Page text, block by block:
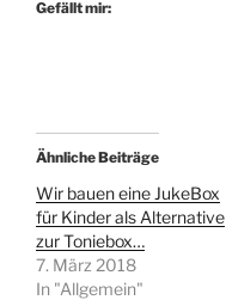
Gefällt mir:
Ähnliche Beiträge
Wir bauen eine JukeBox
für Kinder als Alternative
zur Toniebox…
7. März 2018
In "Allgemein"